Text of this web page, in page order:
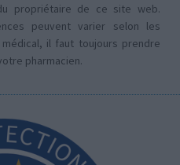
propriétaire de ce site web.
peuvent varier selon les
il faut toujours prendre
pharmacien.